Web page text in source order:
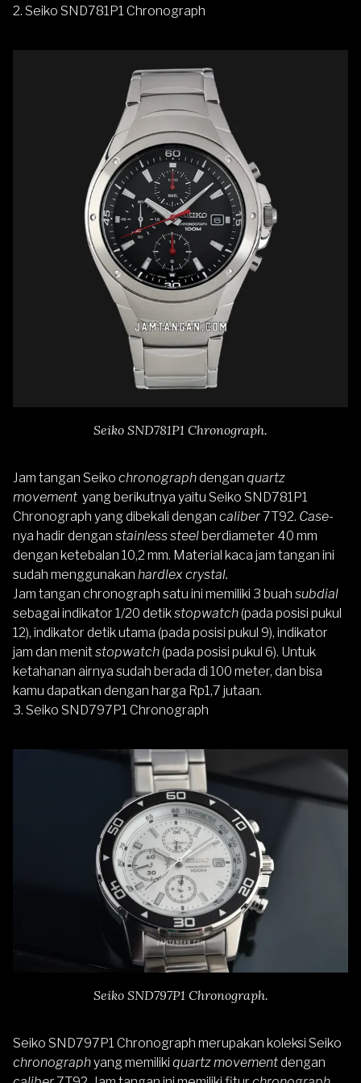
2. Seiko SND781P1 Chronograph
Seiko SND781P1 Chronograph.
Jam tangan Seiko chronographdengan quartz
movement yang berikutnya yaitu Seiko SND781P1
Chronograph yang dibekali dengan caliber7T92. Case-
nya hadir dengan stainless steelberdiameter 40 mm
dengan ketebalan 10,2 mm. Material kaca jam tangan ini
sudah menggunakan hardlex crystal.
Jam tangan chronograph satu ini memiliki 3 buah subdial
sebagai indikator 1/20 detikstopwatch(pada posisi pukul
12), indikator detik utama (pada posisi pukul 9), indikator
jam dan menitstopwatch(pada posisi pukul 6). Untuk
ketahanan airnya sudah berada di 100 meter, dan bisa
kamu dapatkan dengan harga Rp1,7 jutaan.
3. Seiko SND797P1 Chronograph
Seiko SND797P1 Chronograph.
Seiko SND797P1 Chronograph merupakan koleksi Seiko
chronographyang memiliki quartz movementdengan